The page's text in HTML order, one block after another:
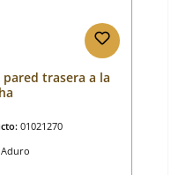
trasera a la
01021270
Aduro